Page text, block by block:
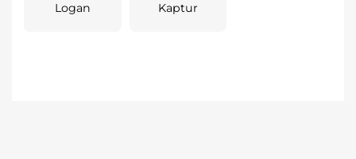
Logan Kaptur